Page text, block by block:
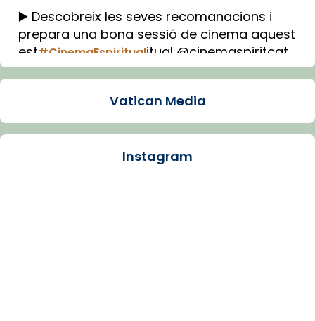
▶️ Descobreix les seves recomanacions i
prepara una bona sessió de cinema aquest
est#CinemaEspiritualitual @cinemaspiritcat
Imatge: Generada amb IA (OpenAI)
Arquebisbat de Barcelona
Vatican Media
Instagram